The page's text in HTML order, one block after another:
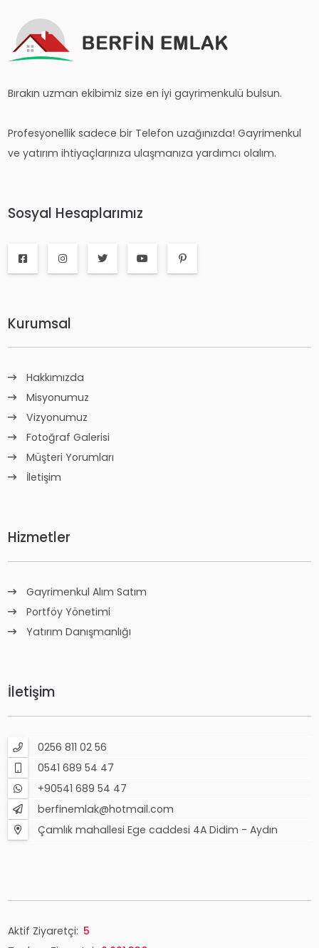
Bırakın uzman ekibimiz size en iyi gayrimenkulü bulsun.
Profesyonellik sadece bir Telefon uzağınızda! Gayrimenkul
ve yatırım ihtiyaçlarınıza ulaşmanıza yardımcı olalım.
Sosyal Hesaplarımız
Kurumsal
Hakkımızda
Misyonumuz
Vizyonumuz
Fotoğraf Galerisi
Müşteri Yorumları
İletişim
Hizmetler
Gayrimenkul Alım Satım
Portföy Yönetimi
Yatırım Danışmanlığı
İletişim
0256 811 02 56
0541 689 54 47
+90541 689 54 47
berfinemlak@hotmail.com
Çamlık mahallesi Ege caddesi 4A Didim - Aydın
Aktif Ziyaretçi: 5